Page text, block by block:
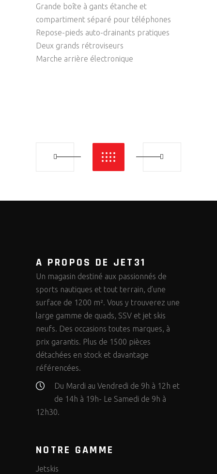
Grande boîte à gants étanche et
compartiment séparé pour téléphones
Repose-pieds auto-drainants pratiques
Deux grands rétroviseurs
Marche arrière électronique
A PROPOS DE JET31
Un magasin destiné aux passionnés de
sports nautiques et tout terrain, d’une
surface de 1200 m². Vous y trouverez une
large gamme de quads, SSV et jet skis
neufs. Des occasions toutes marques, à
prix garantis. Plus de 1500 pièces
détachées en stock et davantage
référencées.
Du Mardi au Vendredi de 9h à 12h et
de 14h à 19h- Le Samedi de 9h à
12h30.
NOTRE GAMME
Jetskis